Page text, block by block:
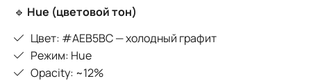
🔹 Hue (цветовой тон)
Цвет: #AEB5BC — холодный графит
Режим: Hue
Opacity: ~12%